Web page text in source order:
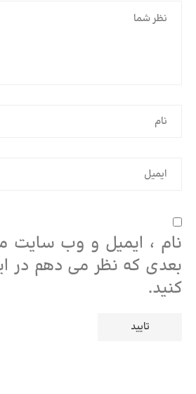
نام ، ایمیل و وب سایت
بعدی که نظر می دهم در
کنید.